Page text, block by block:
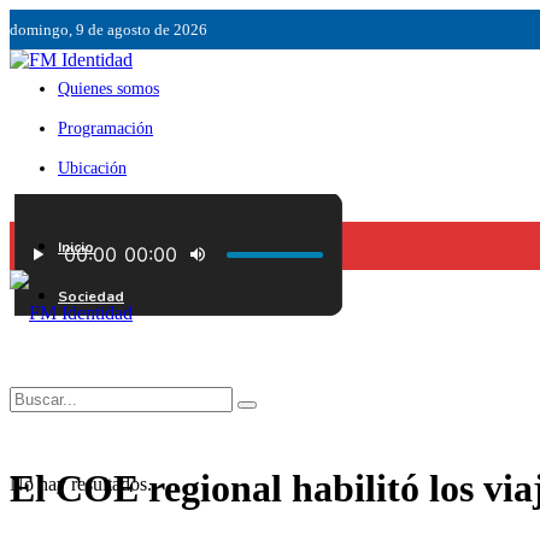
domingo, 9 de agosto de 2026
Quienes somos
Programación
Ubicación
Contáctenos
Inicio
Sociedad
No hay resultados.
El COE regional habilitó los